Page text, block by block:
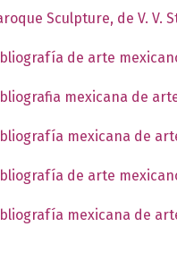
Sculpture, de V. V.
de arte
mexicana de
mexicana de
de arte
mexicana de